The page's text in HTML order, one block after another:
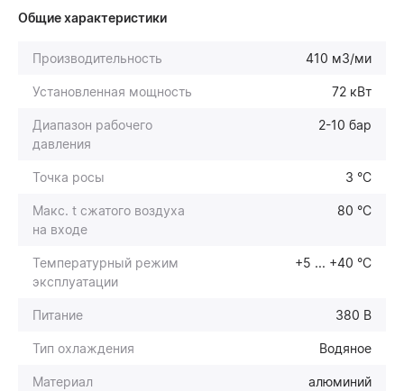
Общие характеристики
Производительность 410 м3/ми
Установленная мощность 72 кВт
Диапазон рабочего
давления
2-10 бар
Точка росы 3 °C
Макс. t сжатого воздуха
на входе
80 °C
Температурный режим
эксплуатации
+5 ... +40 °С
Питание 380 В
Тип охлаждения Водяное
Материал
алюминий